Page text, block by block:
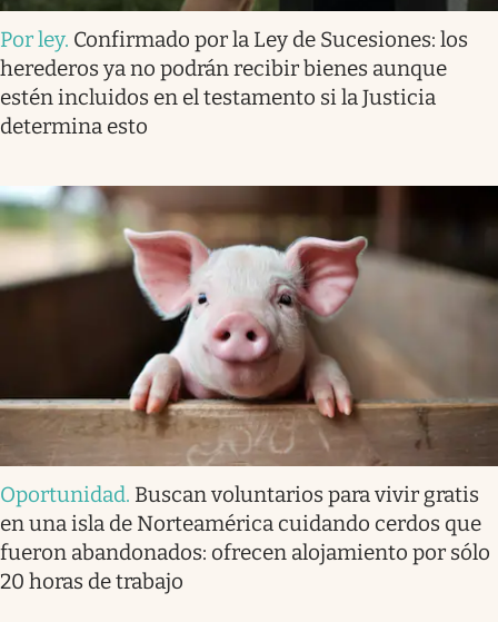
Por ley. Confirmado por la Ley de Sucesiones: los
herederos ya no podrán recibir bienes aunque
estén incluidos en el testamento si la Justicia
determina esto
Oportunidad. Buscan voluntarios para vivir gratis
en una isla de Norteamérica cuidando cerdos que
fueron abandonados: ofrecen alojamiento por sólo
20 horas de trabajo